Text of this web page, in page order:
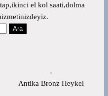
el kol saati,dolma
Antika Bronz Heykel